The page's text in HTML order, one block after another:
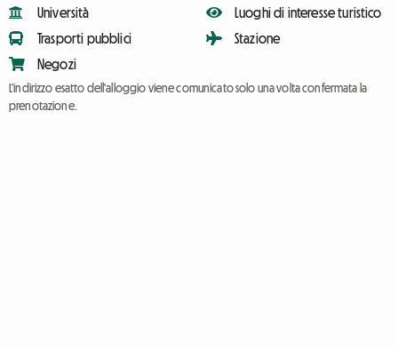
Università
Trasporti pubblici
Negozi
Luoghi di interesse turistico
Stazione
L'indirizzo esatto dell'alloggio viene comunicato solo una volta confermata la
prenotazione.